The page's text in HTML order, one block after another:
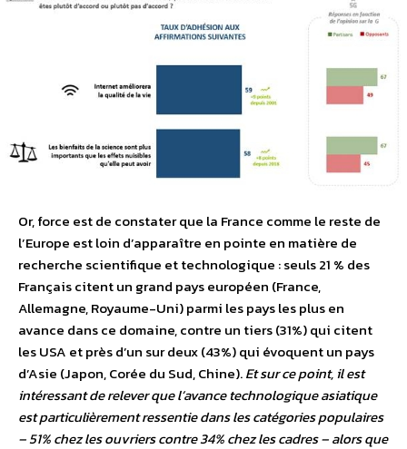
Or, force est de constater que la France comme le reste de
l’Europe est loin d’apparaître en pointe en matière de
recherche scientifique et technologique : seuls 21 % des
Français citent un grand pays européen (France,
Allemagne, Royaume-Uni) parmi les pays les plus en
avance dans ce domaine, contre un tiers (31%) qui citent
les USA et près d’un sur deux (43%) qui évoquent un pays
d’Asie (Japon, Corée du Sud, Chine).Et sur ce point, il est
intéressant de relever que l’avance technologique asiatique
est particulièrement ressentie dans les catégories populaires
– 51% chez les ouvriers contre 34% chez les cadres – alors que